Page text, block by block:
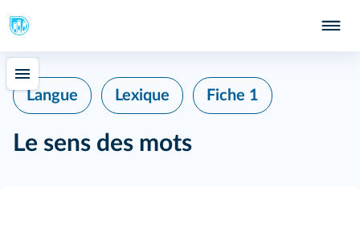
Langue Lexique Fiche 1
Le sens des mots